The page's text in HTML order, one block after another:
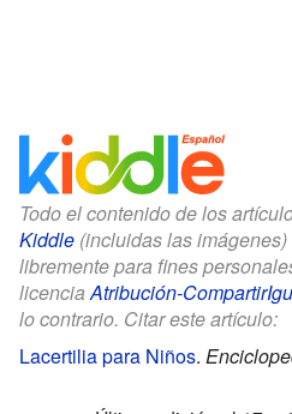
Todo el contenido de los
Kiddle (incluidas las
libremente para fines
licenciaAtribución-
lo contrario. Citar este artículo:
Lacertilia para Niños.